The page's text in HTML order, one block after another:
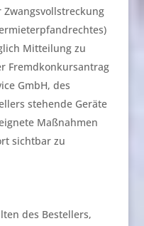
Zwangsvollstreckung
Mitteilung zu
Fremdkonkursantrag
GmbH, des
stehende Geräte
Maßnahmen
sichtbar zu
des Bestellers,